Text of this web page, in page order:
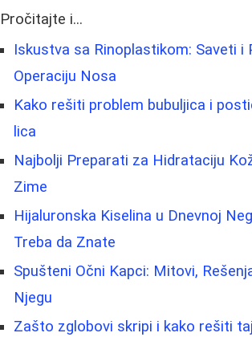
Pročitajte i...
Iskustva sa Rinoplastikom: Saveti i
Operaciju Nosa
Kako rešiti problem bubuljica i
lica
Najbolji Preparati za Hidrataciju
Zime
Hijaluronska Kiselina u Dnevnoj
Treba da Znate
Spušteni Očni Kapci: Mitovi,
Njegu
Zašto zglobovi skripi i kako rešiti